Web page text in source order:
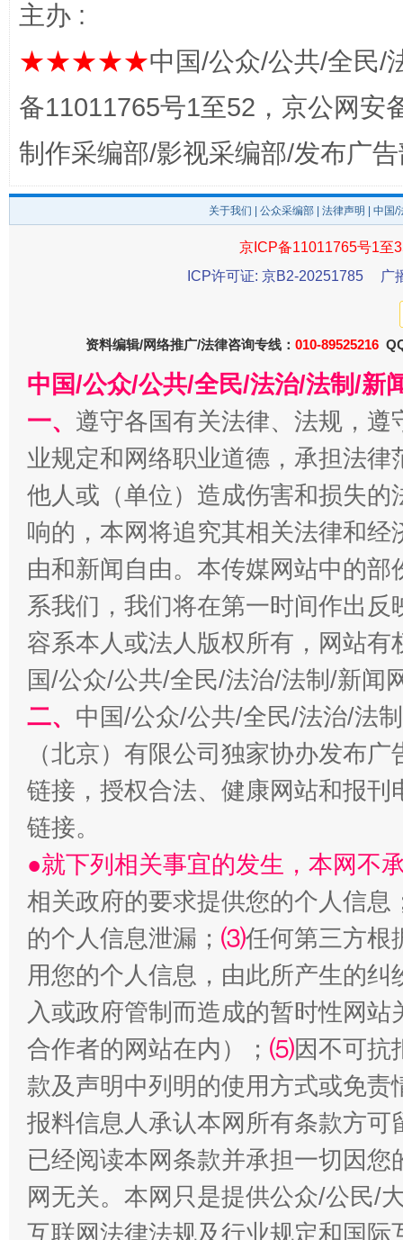
从幼
阿坝州三大球赛在茂县开幕 规模
国家大学科技园优化重塑工作
扯下公款旅游的“隐身衣” 如何以
主办 :
★★★★★中国/公众/公共/全民/
备11011765号1至52，京公网安
制作采编部/影视采编部/发布广
关于我们 公众采编部 法律声明 | 中国
京ICP备11011765号1至
ICP许可证: 京B2-20251785
广
资料编辑/网络推广/法律咨询专线： 010-89525216
中国/公众/公共/全民/法治/法制/新
一、 遵守各国有关法律、法规，
业规定和网络职业道德，承担法
他人或（单位）造成伤害和损失
响的，本网将追究其相关法律和
由和新闻自由。本传媒网站中的
系我们，我们将在第一时间作出
容系本人或法人版权所有，网站
国/公众/公共/全民/法治/法制/新闻
二、 中国/公众/公共/全民/法治/法
（北京）有限公司独家协办发布
链接，授权合法、健康网站和报
链接。
●就下列相关事宜的发生，本网不
相关政府的要求提供您的个人信息
的个人信息泄漏； ⑶任何第三方根
用您的个人信息，由此所产生的纠
入或政府管制而造成的暂时性网
合作者的网站在内）； ⑸因不可抗
款及声明中列明的使用方式或免责
报料信息人承认本网所有条款方
已经阅读本网条款并承担一切因
网无关。本网只是提供公众/公民/
互联网法律法规及行业规定和国